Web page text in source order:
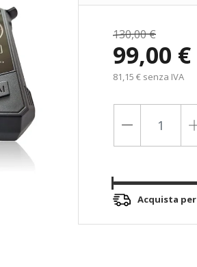
130,00 €
99,00 €
81,15 € senza IVA
Acquista per